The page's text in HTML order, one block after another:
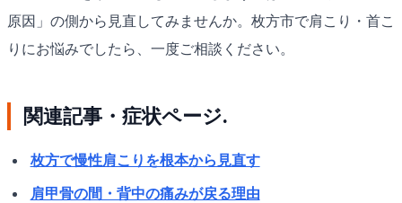
原因」の側から見直してみませんか。枚方市で肩こり・首こ
りにお悩みでしたら、一度ご相談ください。
関連記事・症状ページ.
枚方で慢性肩こりを根本から見直す
肩甲骨の間・背中の痛みが戻る理由